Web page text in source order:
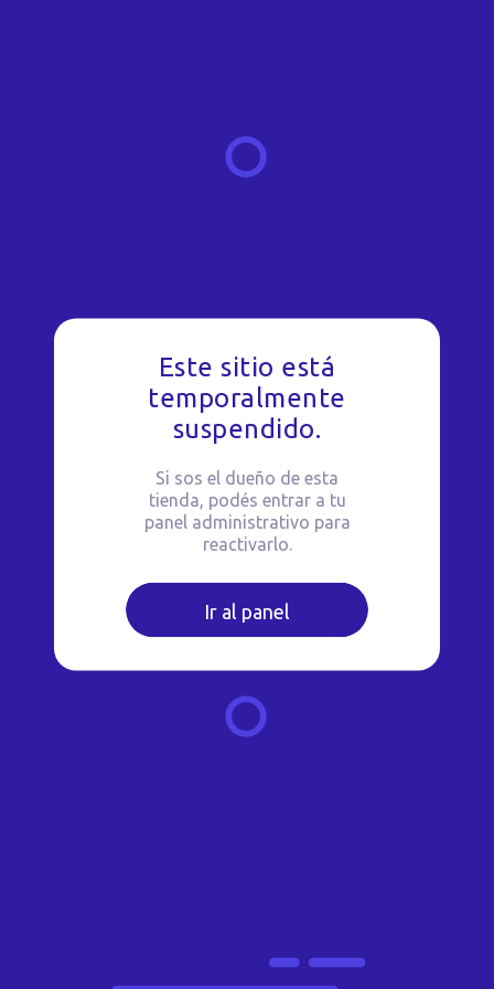
Este sitio está
temporalmente
suspendido.
Si sos el dueño de esta
tienda, podés entrar a tu
panel administrativo para
reactivarlo.
Ir al panel